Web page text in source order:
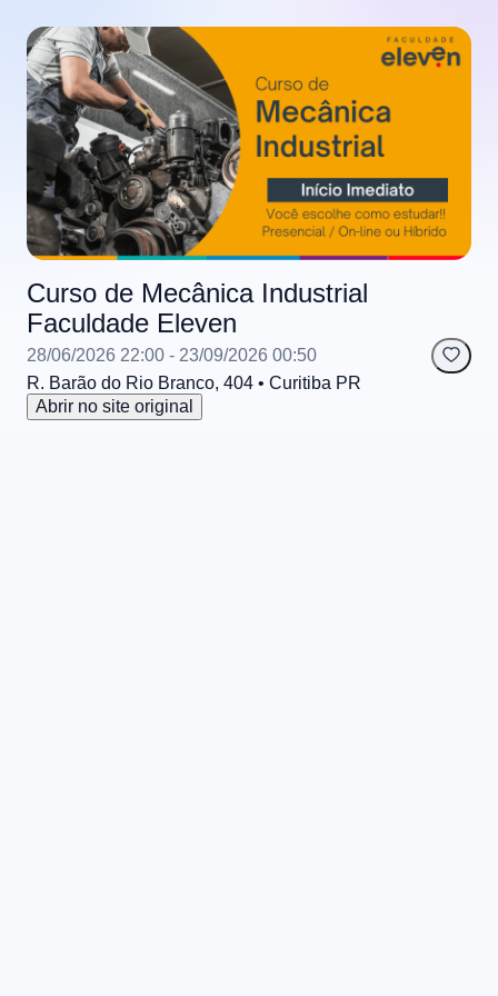
Curso de Mecânica Industrial
Faculdade Eleven
28/06/2026 22:00 - 23/09/2026 00:50
R. Barão do Rio Branco, 404 • Curitiba PR
Abrir no site original